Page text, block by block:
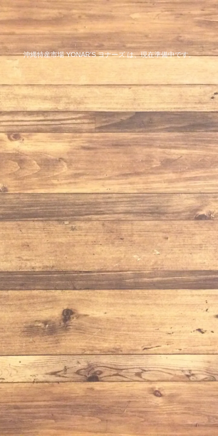
沖縄特産市場 YONAR'S ヨナーズ は、現在準備中です。